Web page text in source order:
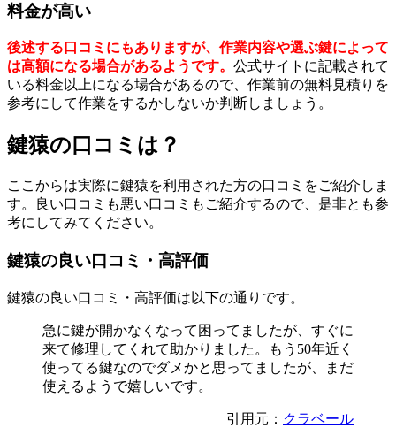
料金が高い
後述する口コミにもありますが、作業内容や選ぶ鍵によって
は高額になる場合があるようです。 公式サイトに記載されて
いる料金以上になる場合があるので、作業前の無料見積りを
参考にして作業をするかしないか判断しましょう。
鍵猿の口コミは？
ここからは実際に鍵猿を利用された方の口コミをご紹介しま
す。良い口コミも悪い口コミもご紹介するので、是非とも参
考にしてみてください。
鍵猿の良い口コミ・高評価
鍵猿の良い口コミ・高評価は以下の通りです。
急に鍵が開かなくなって困ってましたが、すぐに
来て修理してくれて助かりました。もう50年近く
使ってる鍵なのでダメかと思ってましたが、まだ
使えるようで嬉しいです。
引用元： クラベール